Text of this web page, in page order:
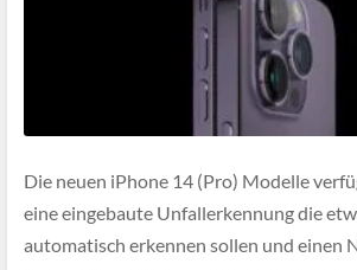
Die neuen iPhone 14 (Pro) Modelle
eine eingebaute Unfallerkennung die
automatisch erkennen sollen und einen